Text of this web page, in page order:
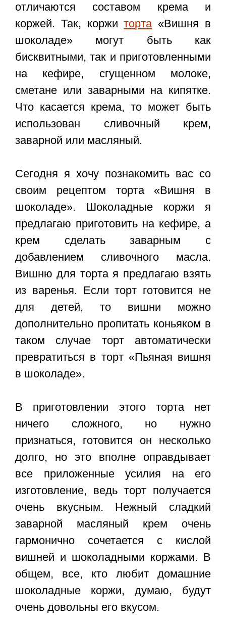
отличаются составом крема и
коржей. Так, коржиторта«Вишня в
шоколаде» могут быть как
бисквитными, так и приготовленными
на кефире, сгущенном молоке,
сметане или заварными на кипятке.
Что касается крема, то может быть
использован сливочный крем,
заварной или масляный.
Сегодня я хочу познакомить вас со
своим рецептом торта «Вишня в
шоколаде». Шоколадные коржи я
предлагаю приготовить на кефире, а
крем сделать заварным с
добавлением сливочного масла.
Вишню для торта я предлагаю взять
из варенья. Если торт готовится не
для детей, то вишни можно
дополнительно пропитать коньяком в
таком случае торт автоматически
превратиться в торт «Пьяная вишня
в шоколаде».
В приготовлении этого торта нет
ничего сложного, но нужно
признаться, готовится он несколько
долго, но это вполне оправдывает
все приложенные усилия на его
изготовление, ведь торт получается
очень вкусным. Нежный сладкий
заварной масляный крем очень
гармонично сочетается с кислой
вишней и шоколадными коржами. В
общем, все, кто любит домашние
шоколадные коржи, думаю, будут
очень довольны его вкусом.